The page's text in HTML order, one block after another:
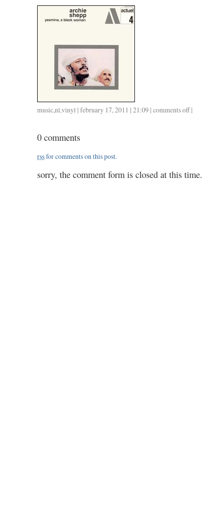
music,nl,vinyl | february 17, 2011 | 21:09 | comments offon
black
|
0 comments
rssfor comments on this post.
sorry, the comment form is closed at this time.